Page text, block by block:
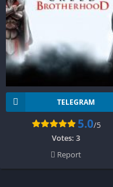
TELEGRAM
5.0/5
Votes: 3
Report